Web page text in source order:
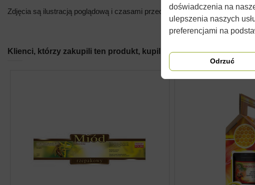
Zdjęcia są ilustracją poglądową i czasami przedmioty mogą różnić się od
Klienci, którzy zakupili ten produkt, kupili również:
doświadczenia na
ulepszenia naszych
preferencjami na
Odrzuć